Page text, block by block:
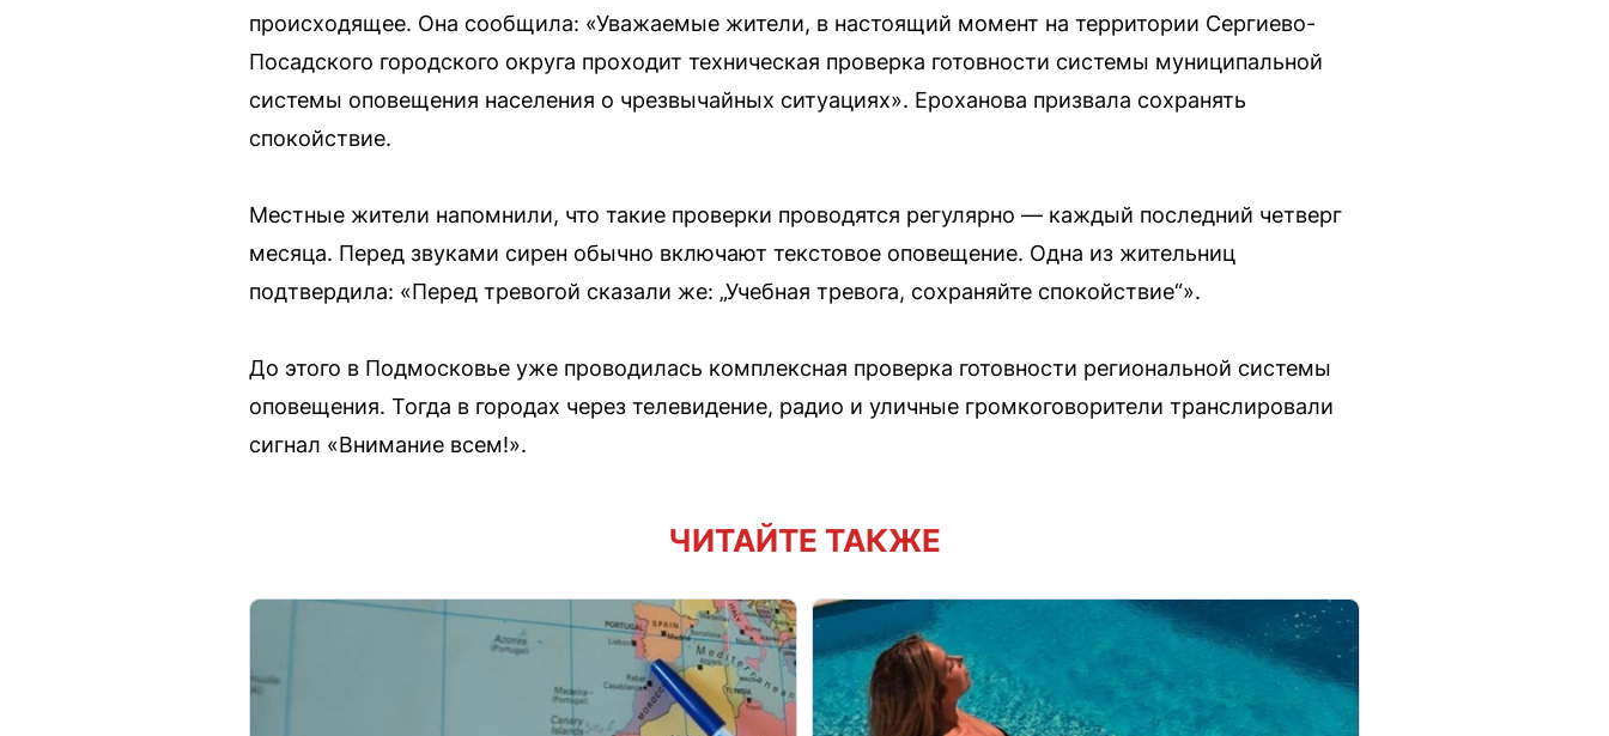
происходящее. Она сообщила: «Уважаемые жители, в настоящий момент на территории Сергиево-
Посадского городского округа проходит техническая проверка готовности системы муниципальной
системы оповещения населения о чрезвычайных ситуациях». Ероханова призвала сохранять
спокойствие.
Местные жители напомнили, что такие проверки проводятся регулярно — каждый последний четверг
месяца. Перед звуками сирен обычно включают текстовое оповещение. Одна из жительниц
подтвердила: «Перед тревогой сказали же: „Учебная тревога, сохраняйте спокойствие“».
До этого в Подмосковье уже проводилась комплексная проверка готовности региональной системы
оповещения. Тогда в городах через телевидение, радио и уличные громкоговорители транслировали
сигнал «Внимание всем!».
ЧИТАЙТЕ ТАКЖЕ